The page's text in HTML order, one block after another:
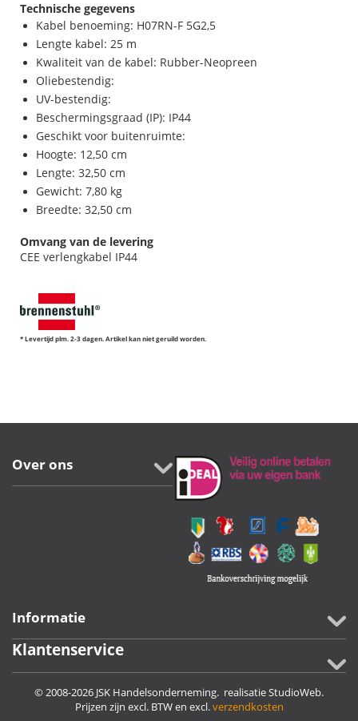
Technische gegevens
Kabel benoeming: H07RN-F 5G2,5
Lengte kabel: 25 m
Kwaliteit van de kabel: Rubber-Neopreen
Oliebestendig:
UV-bestendig:
Beschermingsgraad (IP): IP44
Geschikt voor buitenruimte:
Hoogte: 12,50 cm
Lengte: 32,50 cm
Gewicht: 7,80 kg
Breedte: 32,50 cm
Omvang van de levering
CEE verlengkabel IP44
* Levertijd plm. 2-3 dagen. Artikel kan niet geruild worden.
Over ons
Informatie
Klantenservice
© 2008-2026 JSK Handelsonderneming. realisatieStudioWeb.
Prijzen zijn excl. BTW en excl.verzendkosten